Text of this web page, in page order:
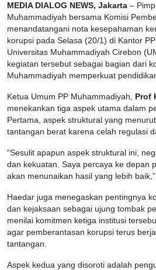
MEDIA DIALOG NEWS, Jakarta –
Muhammadiyah bersama Komisi
menandatangani nota kesepahaman
korupsi pada Selasa (20/1) di Kantor
Universitas Muhammadiyah Cirebon
kegiatan tersebut sebagai bagian dari
Muhammadiyah memperkuat
Ketua Umum PP Muhammadiyah, Prof
menekankan tiga aspek utama dalam
Pertama, aspek struktural yang
tantangan berat karena celah regulasi
“Sesulit apapun aspek struktural ini,
dan kekuatan. Saya percaya ke depan
akan menunaikan hasil yang lebih
Haedar juga menegaskan pentingnya
dan kejaksaan sebagai ujung tombak
menilai komitmen ketiga institusi
agar pemberantasan korupsi terus
tantangan.
Aspek kedua yang disoroti adalah